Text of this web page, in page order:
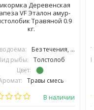
Деревенская
VF Эталон амур-
Травяной 0.9
кг.
Без течения, С течением
рыбы:
Толстолоб
Цвет:
Травы смесь
Фракция:
В наличии